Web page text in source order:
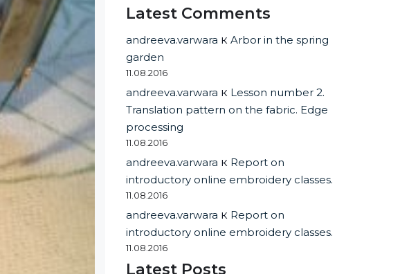
Latest Comments
andreeva.varwara кArbor in the spring
garden
11.08.2016
andreeva.varwara к Lesson number 2.
Translation pattern on the fabric. Edge
processing
11.08.2016
andreeva.varwara к Report on
introductory online embroidery classes.
11.08.2016
andreeva.varwara к Report on
introductory online embroidery classes.
11.08.2016
Latest Posts